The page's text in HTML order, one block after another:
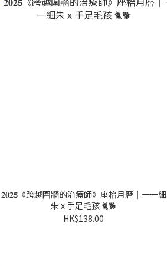
𝟐𝟎𝟐𝟱《跨越圍牆的治療師》座枱月曆｜一一細
朱 x 手足毛孩 🐈🐕
HK$138.00